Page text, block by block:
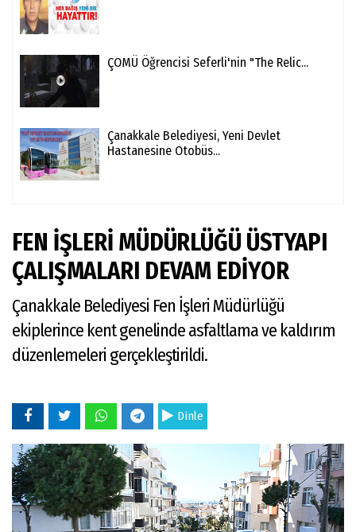
ÇOMÜ Öğrencisi Seferli'nin "The Relic...
Çanakkale Belediyesi, Yeni Devlet
Hastanesine Otobüs...
FEN İŞLERİ MÜDÜRLÜĞÜ ÜSTYAPI
ÇALIŞMALARI DEVAM EDİYOR
Çanakkale Belediyesi Fen İşleri Müdürlüğü
ekiplerince kent genelinde asfaltlama ve kaldırım
düzenlemeleri gerçekleştirildi.
Dinle